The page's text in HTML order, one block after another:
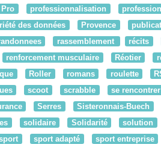
Pro professionnalisation
des données Provence
rassemblement récits
renforcement musculaire Réotier
Roller romans roulette
scoot scrabble se rencontrer
Serres Sisteronnais-Buech
solidaire Solidarité solution
sport adapté sport entreprise